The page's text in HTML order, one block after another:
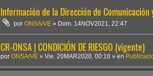
Información de la Dirección de Comunicación
porONSA/VE » Dom. 14NOV2021, 22:47
CR-ONSA | CONDICIÓN DE RIESGO (vigente)
por ONSA/VE » Vie. 20MAR2020, 00:10 » en